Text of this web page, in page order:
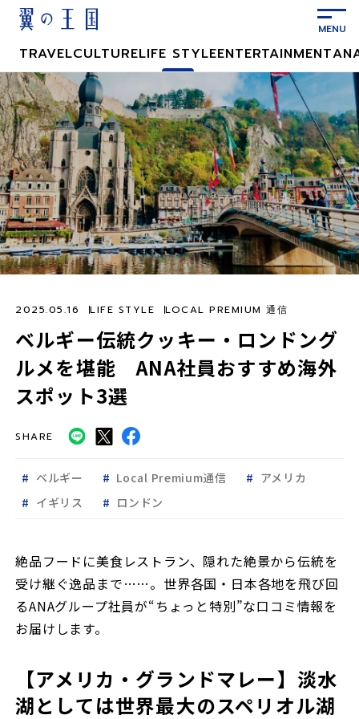
ン
テ
ン
ツ
に
ス
キ
ッ
プ
TRAVELCULTURELIFE STYLEENTERTAINMENT
ベルギー伝統クッキー・ロンドング
ルメを堪能 ANA社員おすすめ海外
スポット3選
2025.05.16 LIFE STYLE LOCAL PREMIUM 通信
SHARE
ベルギー Local Premium通信
アメリカ
イギリス
ロンドン
絶品フードに美食レストラン、隠れた絶景から伝統を
受け継ぐ逸品まで……。世界各国・日本各地を飛び回
るANAグループ社員が“ちょっと特別”な口コミ情報を
お届けします。
【アメリカ・グランドマレー】淡水
湖としては世界最大のスペリオル湖